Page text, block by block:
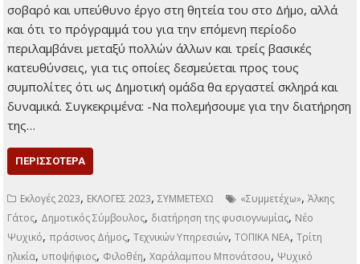
σοβαρό και υπεύθυνο έργο στη θητεία του στο Δήμο, αλλά
και ότι το πρόγραμμά του για την επόμενη περίοδο
περιλαμβάνει μεταξύ πολλών άλλων και τρείς βασικές
κατευθύνσεις, για τις οποίες δεσμεύεται προς τους
συμπολίτες ότι ως Δημοτική ομάδα θα εργαστεί σκληρά και
δυναμικά. Συγκεκριμένα: -Να πολεμήσουμε για την διατήρηση
της…
ΠΕΡΙΣΣΌΤΕΡΑ
Εκλογές 2023, ΕΚΛΟΓΕΣ 2023,ΣΥΜΜΕΤΕΧΩ «Συμμετέχω»,Άλκης
Γάτος, Δημοτικός Σύμβουλος, διατήρηση της φυσιογνωμίας, Νέο
Ψυχικό,πράσινος Δήμος,Τεχνικών Υπηρεσιών,ΤΟΠΙΚΑ ΝΕΑ,Τρίτη
ηλικία, υποψήφιος, Φιλοθέη,Χαράλαμπου Μπονάτσου, Ψυχικό